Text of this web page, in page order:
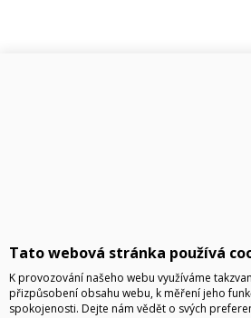
Tato webová stránka používá
K provozování našeho webu využíváme
přizpůsobení obsahu webu, k měření jeho
spokojenosti. Dejte nám vědět o svých